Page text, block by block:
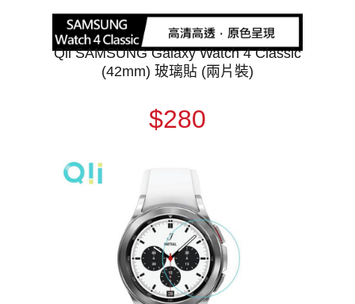
Qii SAMSUNG Galaxy Watch 4 Classic
(42mm) 玻璃貼 (兩片裝)
$280